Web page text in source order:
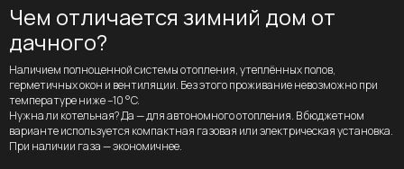
Чем отличается зимний дом от
дачного?
Наличием полноценной системы отопления, утеплённых полов,
герметичных окон и вентиляции. Без этого проживание невозможно при
температуре ниже –10 °C.
Нужна ли котельная? Да — для автономного отопления. В бюджетном
варианте используется компактная газовая или электрическая установка.
При наличии газа — экономичнее.
Приедем к вам на участок или
встретимся в удобном для вас месте
сотрудничества